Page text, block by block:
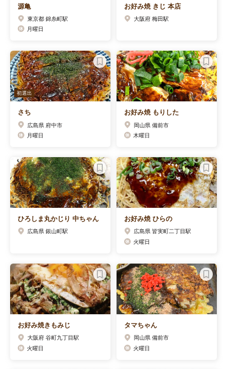
源亀
東京都 錦糸町駅
月曜日
お好み焼 きじ 本店
大阪府 梅田駅
初選出
さち
広島県 府中市
月曜日
お好み焼 もりした
岡山県 備前市
木曜日
ひろしま丸かじり 中ちゃん
広島県 銀山町駅
お好み焼 ひらの
広島県 皆実町二丁目駅
火曜日
お好み焼きもみじ
大阪府 谷町九丁目駅
火曜日
タマちゃん
岡山県 備前市
火曜日